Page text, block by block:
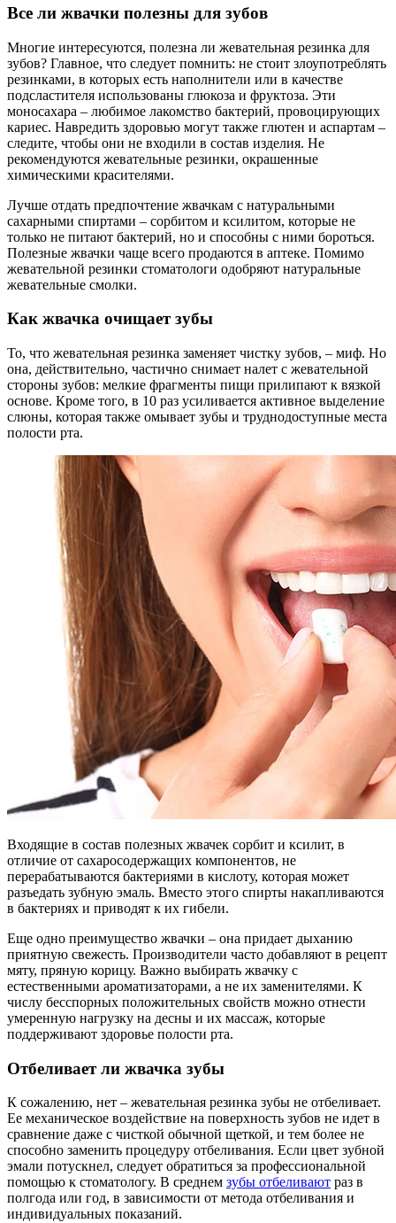
Все ли жвачки полезны для зубов
Многие интересуются, полезна ли жевательная резинка для
зубов? Главное, что следует помнить: не стоит злоупотреблять
резинками, в которых есть наполнители или в качестве
подсластителя использованы глюкоза и фруктоза. Эти
моносахара – любимое лакомство бактерий, провоцирующих
кариес. Навредить здоровью могут также глютен и аспартам –
следите, чтобы они не входили в состав изделия. Не
рекомендуются жевательные резинки, окрашенные
химическими красителями.
Лучше отдать предпочтение жвачкам с натуральными
сахарными спиртами – сорбитом и ксилитом, которые не
только не питают бактерий, но и способны с ними бороться.
Полезные жвачки чаще всего продаются в аптеке. Помимо
жевательной резинки стоматологи одобряют натуральные
жевательные смолки.
Как жвачка очищает зубы
То, что жевательная резинка заменяет чистку зубов, – миф. Но
она, действительно, частично снимает налет с жевательной
стороны зубов: мелкие фрагменты пищи прилипают к вязкой
основе. Кроме того, в 10 раз усиливается активное выделение
слюны, которая также омывает зубы и труднодоступные места
полости рта.
Входящие в состав полезных жвачек сорбит и ксилит, в
отличие от сахаросодержащих компонентов, не
перерабатываются бактериями в кислоту, которая может
разъедать зубную эмаль. Вместо этого спирты накапливаются
в бактериях и приводят к их гибели.
Еще одно преимущество жвачки – она придает дыханию
приятную свежесть. Производители часто добавляют в рецепт
мяту, пряную корицу. Важно выбирать жвачку с
естественными ароматизаторами, а не их заменителями. К
числу бесспорных положительных свойств можно отнести
умеренную нагрузку на десны и их массаж, которые
поддерживают здоровье полости рта.
Отбеливает ли жвачка зубы
К сожалению, нет – жевательная резинка зубы не отбеливает.
Ее механическое воздействие на поверхность зубов не идет в
сравнение даже с чисткой обычной щеткой, и тем более не
способно заменить процедуру отбеливания. Если цвет зубной
эмали потускнел, следует обратиться за профессиональной
помощью к стоматологу. В среднем зубы отбеливают раз в
полгода или год, в зависимости от метода отбеливания и
индивидуальных показаний.